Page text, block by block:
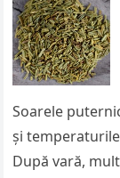
Soarele
și
După vară,